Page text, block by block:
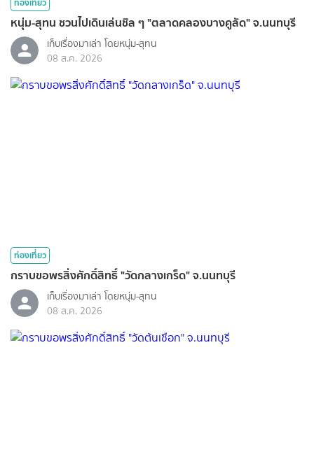
หนุ่ม-สุทน ชวนไปเดินเล่นชิล ๆ "ตลาดคลองบางคูลัด" จ.นนทบุรี
เก็บเรื่องมาเล่า โดยหนุ่ม-สุทน
08 ส.ค. 2026
ท่องเที่ยว
กราบขอพรสิ่งศักดิ์สิทธิ์ "วัดกลางเกร็ด" จ.นนทบุรี
เก็บเรื่องมาเล่า โดยหนุ่ม-สุทน
08 ส.ค. 2026